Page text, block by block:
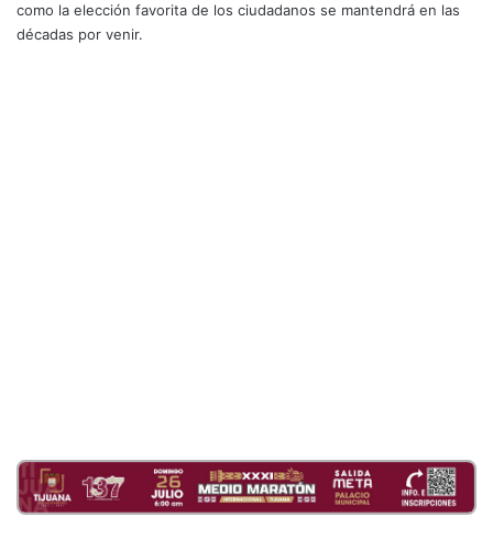
como la elección favorita de los ciudadanos se mantendrá en las
décadas por venir.